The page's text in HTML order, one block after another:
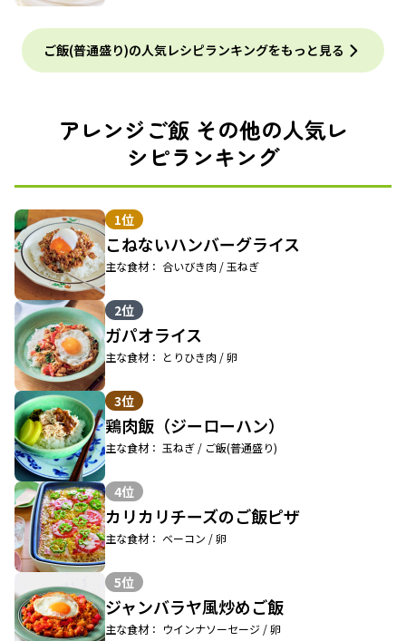
ご飯(普通盛り)の人気レシピランキングをもっと見る
アレンジご飯 その他の人気レ
シピランキング
1位
こねないハンバーグライス
主な食材： 合いびき肉 / 玉ねぎ
2位
ガパオライス
主な食材： とりひき肉 / 卵
3位
鶏肉飯（ジーローハン）
主な食材： 玉ねぎ / ご飯(普通盛り)
4位
カリカリチーズのご飯ピザ
主な食材： ベーコン / 卵
5位
ジャンバラヤ風炒めご飯
主な食材： ウインナソーセージ / 卵